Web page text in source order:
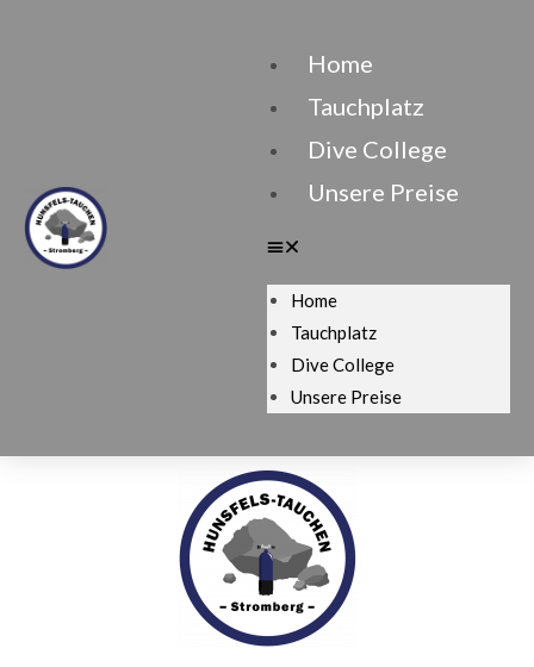
Home
Tauchplatz
Dive College
Unsere Preise
Home
Tauchplatz
Dive College
Unsere Preise